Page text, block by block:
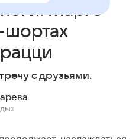
Марго
шортах
с друзьями.